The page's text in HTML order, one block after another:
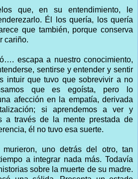
que, en su entendimiento, le
Él los quería, los quería
que también, porque conserva
cariño.
escapa a nuestro conocimiento,
sentirse y entender y sentir
intuir que tuvo que sobrevivir a no
que es egoísta, pero lo
afección en la empatía, derivada
si aprendemos a ver y
a través de la mente prestada de
él no tuvo esa suerte.
murieron, uno detrás del otro, tan
a integrar nada más. Todavía
sobre la muerte de su madre.